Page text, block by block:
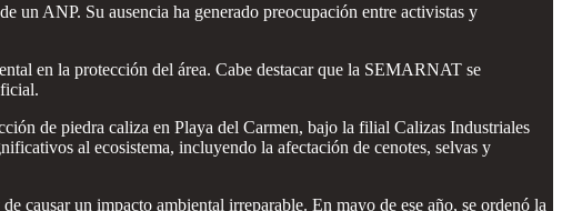
un ANP. Su ausencia ha generado preocupación entre activistas y
en la protección del área. Cabe destacar que la SEMARNAT se
de piedra caliza en Playa del Carmen, bajo la filial Calizas Industriales
al ecosistema, incluyendo la afectación de cenotes, selvas y
causar un impacto ambiental irreparable. En mayo de ese año, se ordenó la